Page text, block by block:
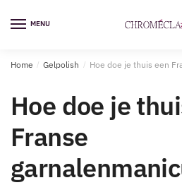
naar
naar
MENU
Home / Gelpolish / Hoe doe je thuis een
Hoe doe je
Franse